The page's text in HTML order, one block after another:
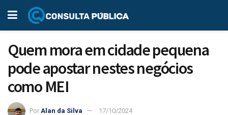
Quem mora em cidade pequena
pode apostar nestes negócios
como MEI
Por Alan da Silva 17/10/2024